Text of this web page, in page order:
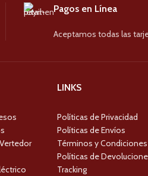
Pagos en Línea
Aceptamos todas las
LINKS
Políticas de Privacidad
Políticas de Envíos
Términos y Condiciones
Políticas de
Tracking